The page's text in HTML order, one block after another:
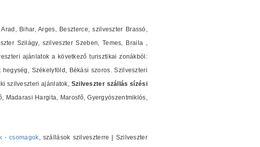
Bihar, Arges, Beszterce, szilveszter Brassó,
Szilágy, szilveszter Szeben, Temes, Braila ,
ajánlatok a következő turisztikai zonákból:
Székelyföld, Békási szoros. Szilveszteri
szilveszteri ajánlatok, Szilveszter szállás sízési
Madarasi Hargita, Marosfő, Gyergyószentmiklós,
- csomagok, szállások szilveszterre | Szilveszter